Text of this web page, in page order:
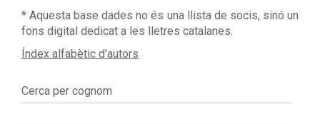
* Aquesta base dades no és una llista de socis, sinó un
fons digital dedicat a les lletres catalanes.
Índex alfabètic d'autors
Cerca per cognom